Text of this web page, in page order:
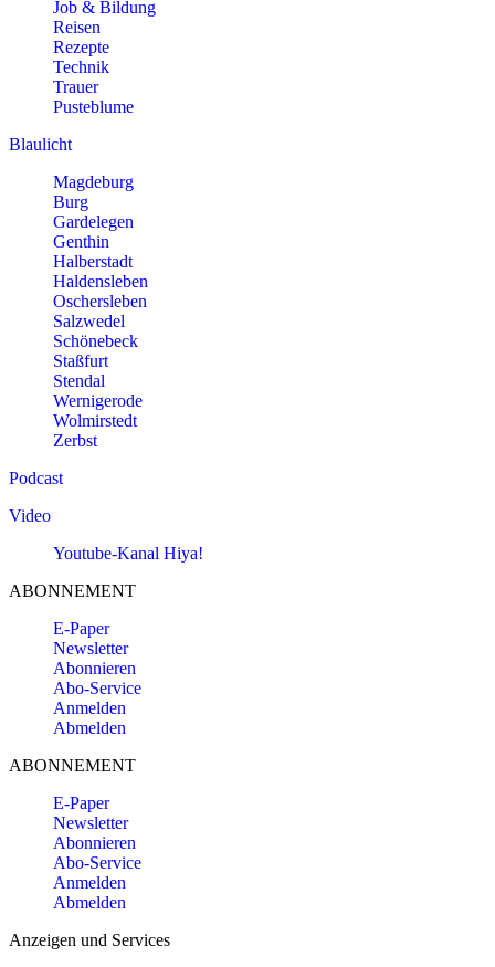
Job & Bildung
Reisen
Rezepte
Technik
Trauer
Pusteblume
Blaulicht
Magdeburg
Burg
Gardelegen
Genthin
Halberstadt
Haldensleben
Oschersleben
Salzwedel
Schönebeck
Staßfurt
Stendal
Wernigerode
Wolmirstedt
Zerbst
Podcast
Video
Youtube-Kanal Hiya!
ABONNEMENT
E-Paper
Newsletter
Abonnieren
Abo-Service
Anmelden
Abmelden
ABONNEMENT
E-Paper
Newsletter
Abonnieren
Abo-Service
Anmelden
Abmelden
Anzeigen und Services